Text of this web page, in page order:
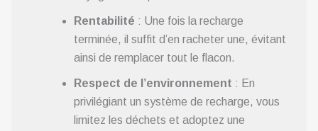
Rentabilité : Une fois la recharge
terminée, il suffit d’en racheter une, évitant
ainsi de remplacer tout le flacon.
Respect de l’environnement : En
privilégiant un système de recharge, vous
limitez les déchets et adoptez une